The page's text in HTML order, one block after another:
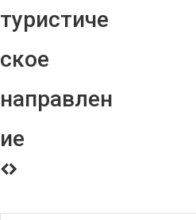
туристиче
ское
направлен
ие